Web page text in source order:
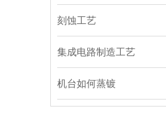
刻蚀工艺
集成电路制造工艺
机台如何蒸镀